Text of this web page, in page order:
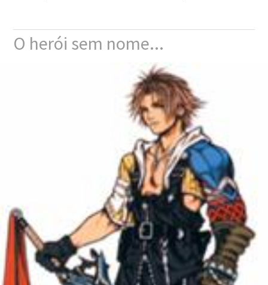
O herói sem nome...